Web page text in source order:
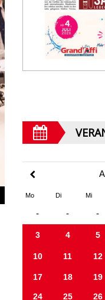
Mo Di Mi
- - -
3 4 5
10 11 12
17 18 19
24 25 26